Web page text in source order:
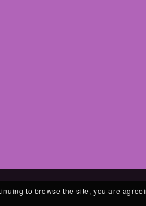
to browse the site, you are